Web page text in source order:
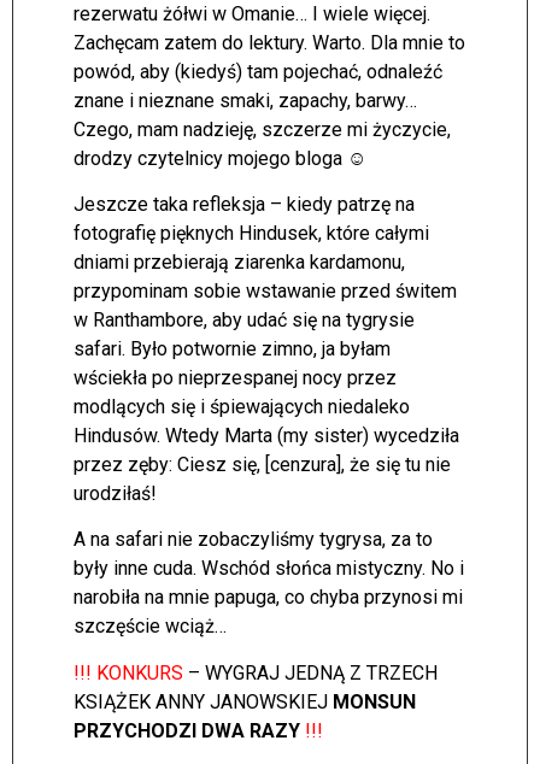
rezerwatu żółwi w Omanie… I wiele więcej.
Zachęcam zatem do lektury. Warto. Dla mnie to
powód, aby (kiedyś) tam pojechać, odnaleźć
znane i nieznane smaki, zapachy, barwy…
Czego, mam nadzieję, szczerze mi życzycie,
drodzy czytelnicy mojego bloga ☺
Jeszcze taka refleksja – kiedy patrzę na
fotografię pięknych Hindusek, które całymi
dniami przebierają ziarenka kardamonu,
przypominam sobie wstawanie przed świtem
w Ranthambore, aby udać się na tygrysie
safari. Było potwornie zimno, ja byłam
wściekła po nieprzespanej nocy przez
modlących się i śpiewających niedaleko
Hindusów. Wtedy Marta (my sister) wycedziła
przez zęby: Ciesz się, [cenzura], że się tu nie
urodziłaś!
A na safari nie zobaczyliśmy tygrysa, za to
były inne cuda. Wschód słońca mistyczny. No i
narobiła na mnie papuga, co chyba przynosi mi
szczęście wciąż…
!!! KONKURS – WYGRAJ JEDNĄ Z TRZECH
KSIĄŻEK ANNY JANOWSKIEJ MONSUN
PRZYCHODZI DWA RAZY !!!